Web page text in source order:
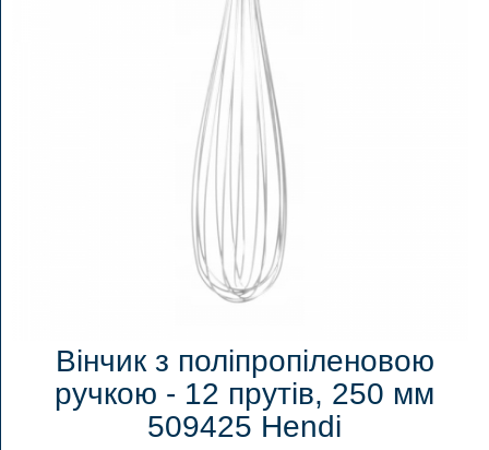
Вінчик з поліпропіленовою
ручкою - 12 прутів, 250 мм
509425 Hendi